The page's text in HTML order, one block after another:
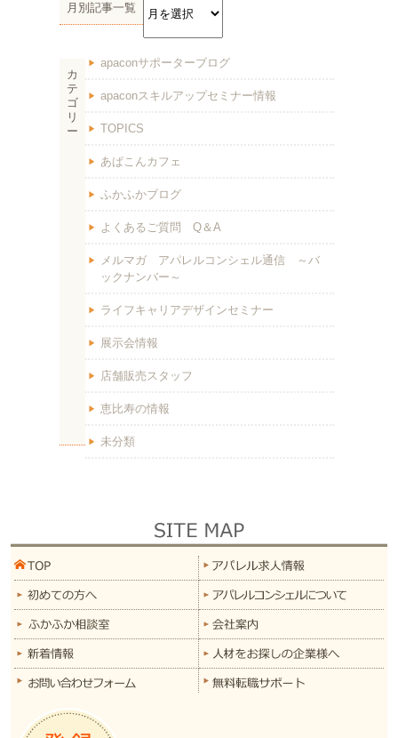
月別記事一覧
カ
テ
ゴ
リ
ー
apaconサポーターブログ
apaconスキルアップセミナー情報
TOPICS
あぱこんカフェ
ふかふかブログ
よくあるご質問 Q＆A
メルマガ アパレルコンシェル通信 ～バ
ックナンバー～
ライフキャリアデザインセミナー
展示会情報
店舗販売スタッフ
恵比寿の情報
未分類